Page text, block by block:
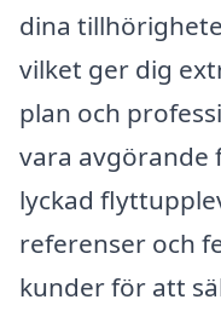
dina
vilket ger dig
plan och
vara avgörande
lyckad
referenser och
kunder för att